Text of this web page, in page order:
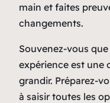
main et faites
changements.
Souvenez-vous
expérience est une
grandir. Préparez-
à saisir toutes les